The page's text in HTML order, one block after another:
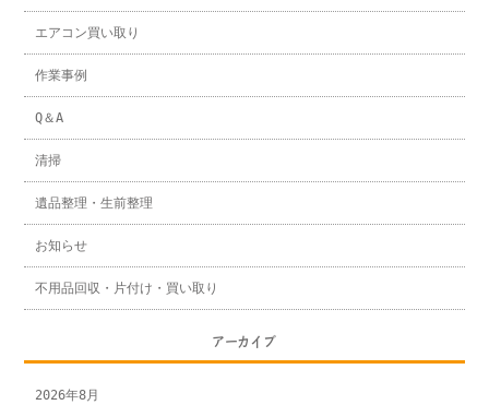
エアコン買い取り
作業事例
Q＆A
清掃
遺品整理・生前整理
お知らせ
不用品回収・片付け・買い取り
アーカイブ
2026年8月